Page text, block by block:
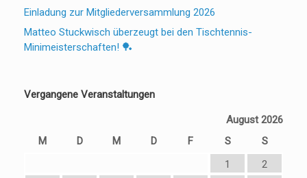
Einladung zur Mitgliederversammlung 2026
Matteo Stuckwisch überzeugt bei den Tischtennis-
Minimeisterschaften! 🏓
Vergangene Veranstaltungen
August 2026
M
D M D F S
S
1
2